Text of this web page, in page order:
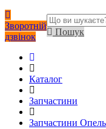
Зворотній
дзвінок
Пошук
Каталог
Запчастини
Запчастини Опель